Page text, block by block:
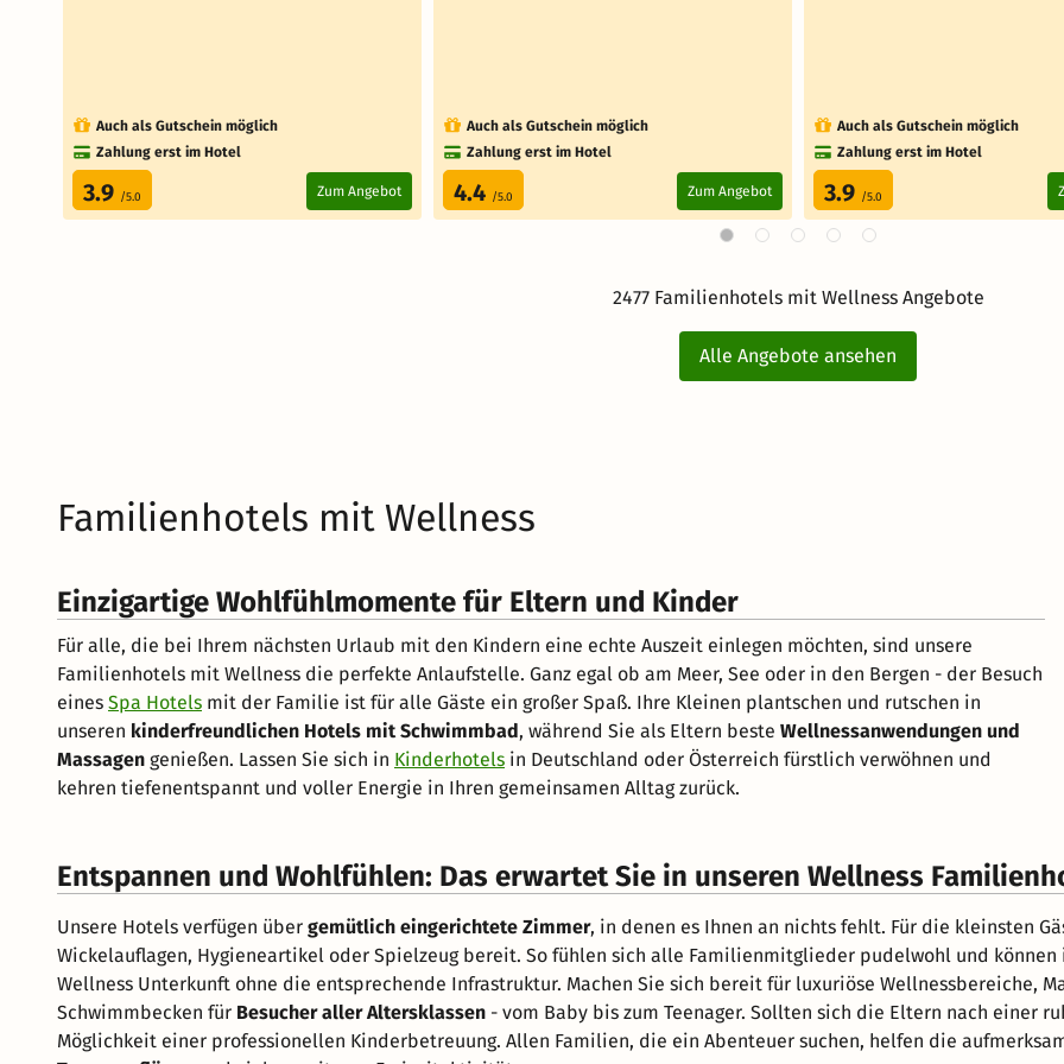
Auch als Gutschein möglich
Zahlung erst im Hotel
3.9 /5.0 Zum Angebot
Auch als Gutschein möglich
Zahlung erst im Hotel
4.4 /5.0 Zum Angebot
Auch als Gutschein möglich
Zahlung erst im Hotel
3.9 /5.0
2477 Familienhotels mit Wellness Angebote
Alle Angebote ansehen
Familienhotels mit Wellness
Einzigartige Wohlfühlmomente für Eltern und Kinder
Für alle, die bei Ihrem nächsten Urlaub mit den Kindern eine echte Auszeit einlegen möchten, sind unsere
Familienhotels mit Wellness die perfekte Anlaufstelle. Ganz egal ob am Meer, See oder in den Bergen - der Besuch
eines Spa Hotels mit der Familie ist für alle Gäste ein großer Spaß. Ihre Kleinen plantschen und rutschen in
unseren kinderfreundlichen Hotels mit Schwimmbad, während Sie als Eltern beste Wellnessanwendungen und
Massagen genießen. Lassen Sie sich in Kinderhotels in Deutschland oder Österreich fürstlich verwöhnen und
kehren tiefenentspannt und voller Energie in Ihren gemeinsamen Alltag zurück.
Entspannen und Wohlfühlen: Das erwartet Sie in unseren Wellness
Unsere Hotels verfügen über gemütlich eingerichtete Zimmer, in denen es Ihnen an nichts fehlt. Für die kleinsten
Wickelauflagen, Hygieneartikel oder Spielzeug bereit. So fühlen sich alle Familienmitglieder pudelwohl und können
Wellness Unterkunft ohne die entsprechende Infrastruktur. Machen Sie sich bereit für luxuriöse Wellnessbereiche,
Schwimmbecken für Besucher aller Altersklassen - vom Baby bis zum Teenager. Sollten sich die Eltern nach einer
Möglichkeit einer professionellen Kinderbetreuung. Allen Familien, die ein Abenteuer suchen, helfen die